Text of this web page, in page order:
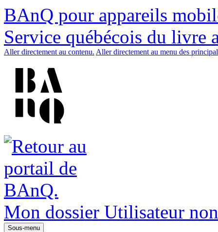
BAnQ pour appareils
Service québécois du livre
Aller directement au contenu. Aller directement au menu des
Mon dossier Utilisateur
Sous-menu